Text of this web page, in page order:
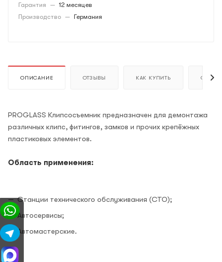
Гарантия — 12 месяцев
Производство — Германия
ОПИСАНИЕ ОТЗЫВЫ КАК КУПИТЬ ОПЛАТА
PROGLASS Клипсосъемник предназначен для демонтажа
различных клипс, фитингов, замков и прочих крепёжных
пластиковых элементов.
Область применения:
Станции технического обслуживания (СТО);
Автосервисы;
Автомастерские.